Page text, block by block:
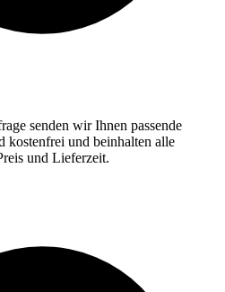
senden wir Ihnen passende
kostenfrei und beinhalten alle
und Lieferzeit.